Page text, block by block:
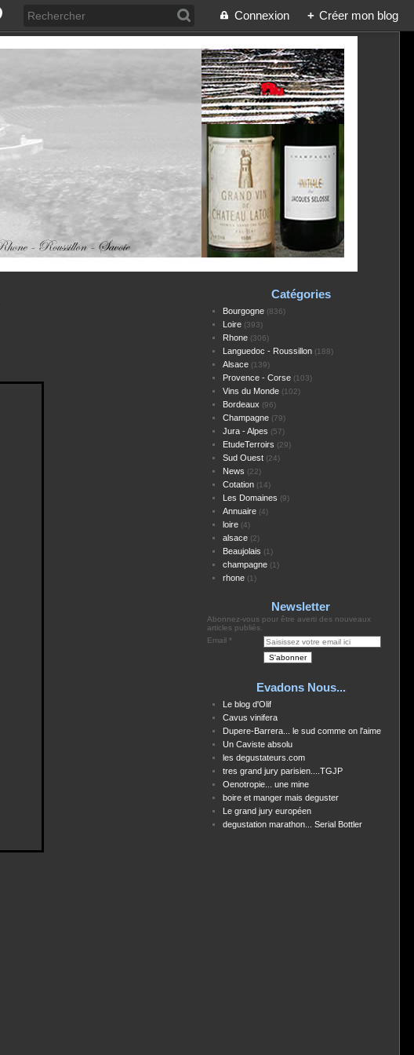
Connexion + Créer mon blog
Catégories
Bourgogne(836)
Loire(393)
Rhone(306)
Languedoc - Roussillon(188)
Alsace(139)
Provence - Corse(103)
Vins du Monde(102)
Bordeaux (96)
Champagne(79)
Jura - Alpes (57)
EtudeTerroirs (29)
Sud Ouest(24)
News (22)
Cotation(14)
Les Domaines (9)
Annuaire(4)
loire(4)
alsace(2)
Beaujolais (1)
champagne(1)
rhone(1)
Newsletter
Abonnez-vous pour être averti des nouveaux
articles publiés.
Email
Evadons Nous...
Le blog d'Olif
Cavus vinifera
Dupere-Barrera... le sud comme on l'aime
Un Caviste absolu
les degustateurs.com
tres grand jury parisien....TGJP
Oenotropie... une mine
boire et manger mais deguster
Le grand jury européen
degustation marathon... Serial Bottler